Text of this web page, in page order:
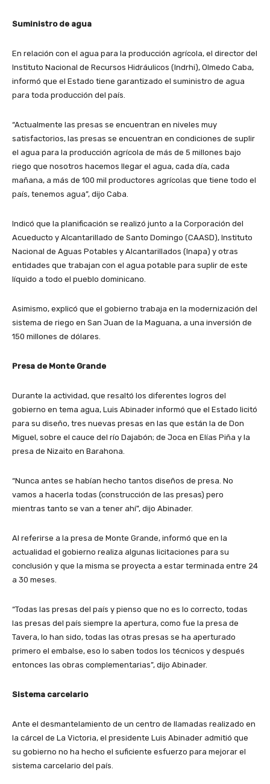
Suministro de agua
En relación con el agua para la producción agrícola, el director del
Instituto Nacional de Recursos Hidráulicos (Indrhi), Olmedo Caba,
informó que el Estado tiene garantizado el suministro de agua
para toda producción del país.
“Actualmente las presas se encuentran en niveles muy
satisfactorios, las presas se encuentran en condiciones de suplir
el agua para la producción agrícola de más de 5 millones bajo
riego que nosotros hacemos llegar el agua, cada día, cada
mañana, a más de 100 mil productores agrícolas que tiene todo el
país, tenemos agua”, dijo Caba.
Indicó que la planificación se realizó junto a la Corporación del
Acueducto y Alcantarillado de Santo Domingo (CAASD), Instituto
Nacional de Aguas Potables y Alcantarillados (Inapa) y otras
entidades que trabajan con el agua potable para suplir de este
líquido a todo el pueblo dominicano.
Asimismo, explicó que el gobierno trabaja en la modernización del
sistema de riego en San Juan de la Maguana, a una inversión de
150 millones de dólares.
Presa de Monte Grande
Durante la actividad, que resaltó los diferentes logros del
gobierno en tema agua, Luis Abinader informó que el Estado licitó
para su diseño, tres nuevas presas en las que están la de Don
Miguel, sobre el cauce del río Dajabón; de Joca en Elías Piña y la
presa de Nizaito en Barahona.
“Nunca antes se habían hecho tantos diseños de presa. No
vamos a hacerla todas (construcción de las presas) pero
mientras tanto se van a tener ahí”, dijo Abinader.
Al referirse a la presa de Monte Grande, informó que en la
actualidad el gobierno realiza algunas licitaciones para su
conclusión y que la misma se proyecta a estar terminada entre 24
a 30 meses.
“Todas las presas del país y pienso que no es lo correcto, todas
las presas del país siempre la apertura, como fue la presa de
Tavera, lo han sido, todas las otras presas se ha aperturado
primero el embalse, eso lo saben todos los técnicos y después
entonces las obras complementarias”, dijo Abinader.
Sistema carcelario
Ante el desmantelamiento de un centro de llamadas realizado en
la cárcel de La Victoria, el presidente Luis Abinader admitió que
su gobierno no ha hecho el suficiente esfuerzo para mejorar el
sistema carcelario del país.